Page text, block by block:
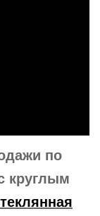
по
круглым